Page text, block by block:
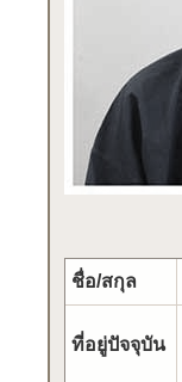
ชื่อ/สกุล
ที่อยู่ปัจจุบัน